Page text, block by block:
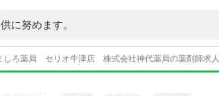
に努めます。
しろ薬局 セリオ牛津店 株式会社神代薬局の薬剤師求人